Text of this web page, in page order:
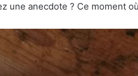
une anecdote ? Ce moment